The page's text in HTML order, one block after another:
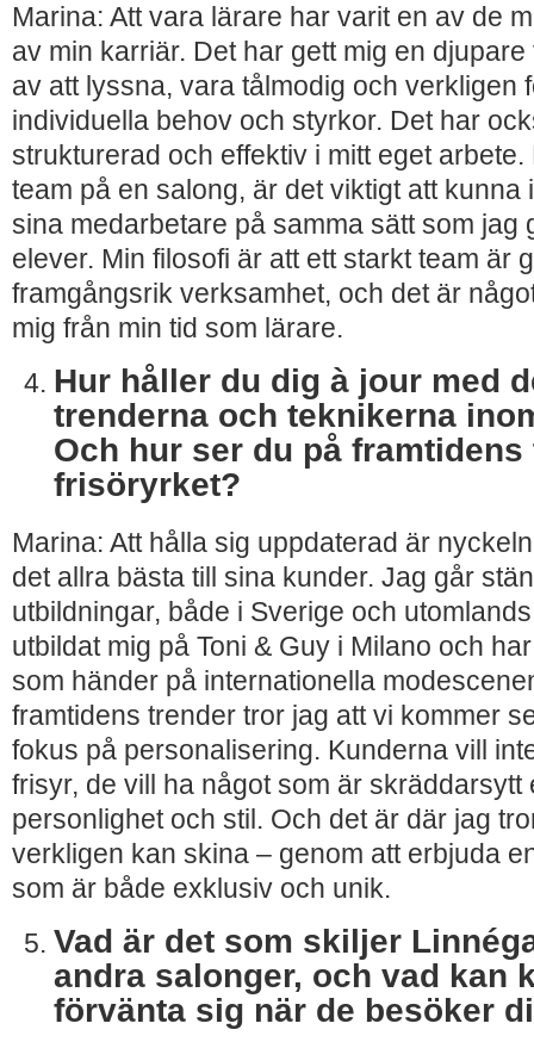
Marina: Att vara lärare har varit en av de
av min karriär. Det har gett mig en
av att lyssna, vara tålmodig och verkligen
individuella behov och styrkor. Det har
strukturerad och effektiv i mitt eget
team på en salong, är det viktigt att kunna
sina medarbetare på samma sätt som jag
elever. Min filosofi är att ett starkt team är
framgångsrik verksamhet, och det är
mig från min tid som lärare.
Hur håller du dig à jour med
trenderna och teknikerna
Och hur ser du på
frisöryrket?
Marina: Att hålla sig uppdaterad är
det allra bästa till sina kunder. Jag går
utbildningar, både i Sverige och
utbildat mig på Toni & Guy i Milano och
som händer på internationella
framtidens trender tror jag att vi kommer
fokus på personalisering. Kunderna vill
frisyr, de vill ha något som är skräddarsytt
personlighet och stil. Och det är där jag
verkligen kan skina – genom att erbjuda
som är både exklusiv och unik.
Vad är det som skiljer
andra salonger, och vad kan
förvänta sig när de besöker